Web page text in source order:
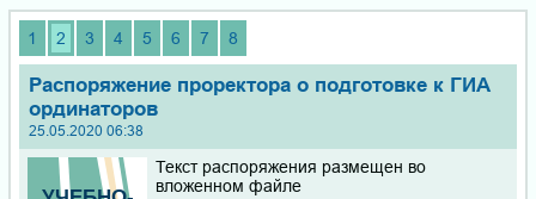
1 2 3 4 5 6 7 8
Распоряжение проректора о подготовке к ГИА
ординаторов
25.05.2020 06:38
Текст распоряжения размещен во
вложенном файле